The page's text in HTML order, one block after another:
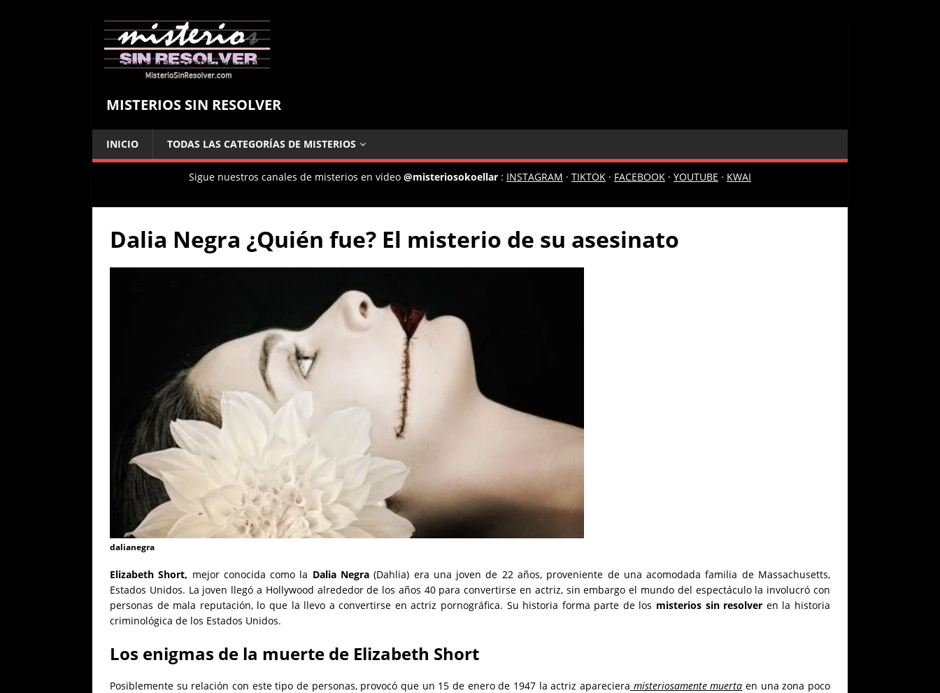
MISTERIOS SIN RESOLVER
INICIO TODAS LAS CATEGORÍAS DE MISTERIOS
Sigue nuestros canales de misterios en video @misteriosokoellar : INSTAGRAM · TIKTOK · FACEBOOK · YOUTUBE · KWAI
Dalia Negra ¿Quién fue? El misterio de su asesinato
dalianegra
Elizabeth Short, mejor conocida como la Dalia Negra (Dahlia) era una joven de 22 años, proveniente de una acomodada familia de Massachusetts,
Estados Unidos. La joven llegó a Hollywood alrededor de los años 40 para convertirse en actriz, sin embargo el mundo del espectáculo la involucró con
personas de mala reputación, lo que la llevo a convertirse en actriz pornográfica. Su historia forma parte de los misterios sin resolver en la historia
criminológica de los Estados Unidos.
Los enigmas de la muerte de Elizabeth Short
Posiblemente su relación con este tipo de personas, provocó que un 15 de enero de 1947 la actriz apareciera misteriosamente muerta en una zona poco